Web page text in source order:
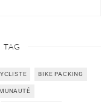
TAG
BIKE PACKING